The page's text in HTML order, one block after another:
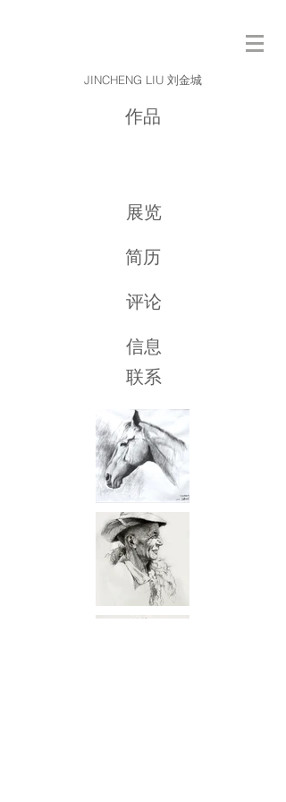
作品
展览
评论
联系
信息
简历
JINCHENG LIU 刘金城